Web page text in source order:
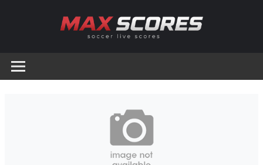
Scores
Live